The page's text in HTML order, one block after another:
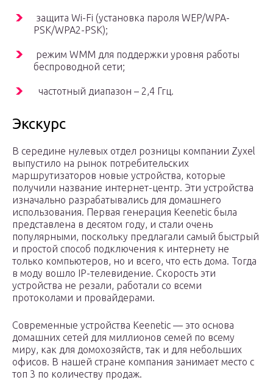
защита Wi-Fi (установка пароля WEP/WPA-
PSK/WPA2-PSK);
режим WMM для поддержки уровня работы
беспроводной сети;
частотный диапазон – 2,4 Ггц.
Экскурс
В середине нулевых отдел розницы компании Zyxel
выпустило на рынок потребительских
маршрутизаторов новые устройства, которые
получили название интернет-центр. Эти устройства
изначально разрабатывались для домашнего
использования. Первая генерация Keenetic была
представлена в десятом году, и стали очень
популярными, поскольку предлагали самый быстрый
и простой способ подключения к интернету не
только компьютеров, но и всего, что есть дома. Тогда
в моду вошло IP-телевидение. Скорость эти
устройства не резали, работали со всеми
протоколами и провайдерами.
Современные устройства Keenetic — это основа
домашних сетей для миллионов семей по всему
миру, как для домохозяйств, так и для небольших
офисов. В нашей стране компания занимает место с
топ 3 по количеству продаж.